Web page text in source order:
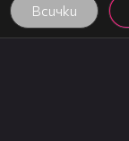
Всички 01:27